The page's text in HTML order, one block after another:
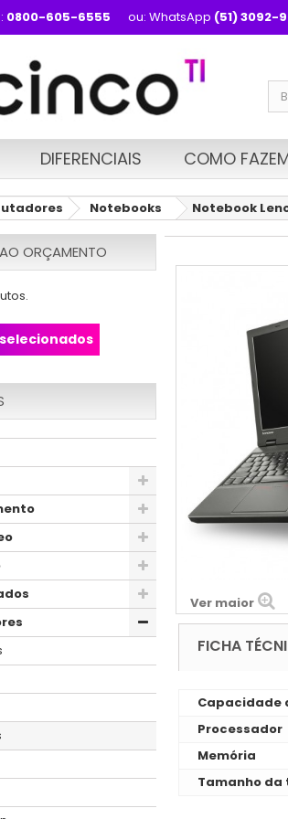
0800-605-6555 ou: WhatsApp (51) 3092-
DIFERENCIAIS COMO
Notebooks Notebook
ORÇAMENTO
Ver maior
FICHA
Capacidade
Processador
Memória
Tamanho da